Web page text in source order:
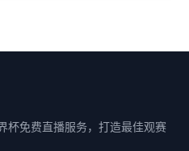
杯免费直播服务，打造最佳观赛